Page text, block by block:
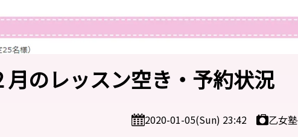
のレッスン空き・予約状況
2020-01-05(Sun) 23:42 乙女塾